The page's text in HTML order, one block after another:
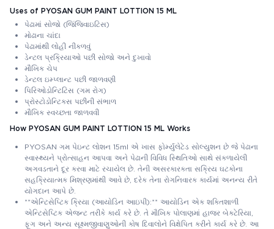
Uses of PYOSAN GUM PAINT LOTTION 15 ML
પેઢામાં સોજો (જિંજિવાઇટિસ)
મોઢાના ચાંદા
પેઢામાંથી લોહી નીકળવું
ડેન્ટલ પ્રક્રિયાઓ પછી સોજો અને દુખાવો
મૌખિક ચેપ
ડેન્ટલ ઇમ્પ્લાન્ટ પછી જાળવણી
પિરિઓડોન્ટિટિસ (ગમ રોગ)
પ્રોસ્ટોડોન્ટિક્સ પછીની સંભાળ
મૌખિક સ્વચ્છતા જાળવવી
How PYOSAN GUM PAINT LOTTION 15 ML Works
PYOSAN ગમ પેઇન્ટ લોશન 15ml એ ખાસ ફોર્મ્યુલેટેડ સોલ્યુશન છે જે પેઢાના
સ્વાસ્થ્યને પ્રોત્સાહન આપવા અને પેઢાની વિવિધ સ્થિતિઓ સાથે સંકળાયેલી
અગવડતાને દૂર કરવા માટે રચાયેલ છે. તેની અસરકારકતા સક્રિય ઘટકોના
સહક્રિયાત્મક મિશ્રણમાંથી આવે છે, દરેક તેના રોગનિવારક કાર્યમાં અનન્ય રીતે
યોગદાન આપે છે.
**એન્ટિસેપ્ટિક ક્રિયા (આયોડિન આઇપી):** આયોડિન એક શક્તિશાળી
એન્ટિસેપ્ટિક એજન્ટ તરીકે કાર્ય કરે છે. તે મૌખિક પોલાણમાં હાજર બેક્ટેરિયા,
ફૂગ અને અન્ય સૂક્ષ્મજીવાણુઓની કોષ દિવાલોને વિક્ષેપિત કરીને કાર્ય કરે છે. આ